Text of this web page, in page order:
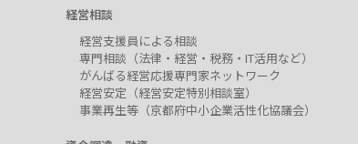
経営相談
経営支援員による相談
専門相談（法律・経営・税務・IT活用など）
がんばる経営応援専門家ネットワーク
経営安定（経営安定特別相談室）
事業再生等（京都府中小企業活性化協議会）